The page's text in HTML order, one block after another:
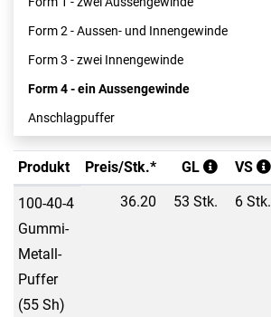
Form 2 - Aussen- und Innengewinde
Form 3 - zwei Innengewinde
Form 4 - ein Aussengewinde
Anschlagpuffer
Produkt Preis/Stk.* GL VS
100-40-4
Gummi-
Metall-
Puffer
(55 Sh)
36.20 53 Stk. 6 Stk.